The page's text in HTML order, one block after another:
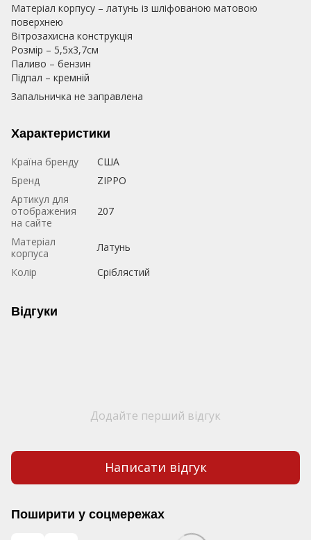
Матеріал корпусу – латунь із шліфованою матовою
поверхнею
Вітрозахисна конструкція
Розмір – 5,5х3,7см
Паливо – бензин
Підпал – кремній
Запальничка не заправлена
Характеристики
Країна бренду
США
Бренд
ZIPPO
Артикул для
отображения
на сайте
207
Матеріал
корпуса
Латунь
Колір
Сріблястий
Відгуки
Додайте перший відгук
Написати відгук
Поширити у соцмережах